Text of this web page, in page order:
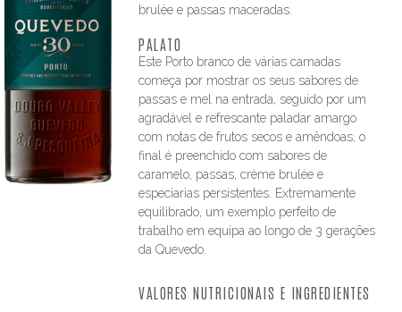
brulée e passas maceradas.
PALATO
Este Porto branco de várias camadas
começa por mostrar os seus sabores de
passas e mel na entrada, seguido por um
agradável e refrescante paladar amargo
com notas de frutos secos e amêndoas, o
final é preenchido com sabores de
caramelo, passas, crème brulée e
especiarias persistentes. Extremamente
equilibrado, um exemplo perfeito de
trabalho em equipa ao longo de 3 gerações
da Quevedo.
VALORES NUTRICIONAIS E INGREDIENTES